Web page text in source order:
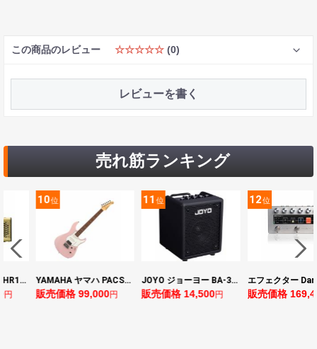
この商品のレビュー ☆☆☆☆☆ (0)
レビューを書く
売れ筋ランキング
YAMAHA ヤマハ PACS+12 ASP Pacifica Standard Plus パシフィカスタンダードプラス エレキギター
99,000円
JOYO ジョーヨー BA-30 VIBE CUBE BLK 30W 小型ベースアンプ Bluetooth+OTGオーディオI/F搭載
販売価格 14,500円
12位
エフェクター Darkglass Electronics Anagram ベースエフェクター プリアンプ ダークグラス アナグラム
販売価格 169,400円 販売価